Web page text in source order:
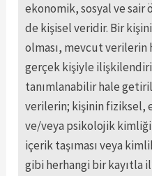
ekonomik, sosyal ve
de kişisel veridir. Bir
olması, mevcut
gerçek kişiyle
tanımlanabilir hale
verilerin; kişinin fiziksel,
ve/veya psikolojik
içerik taşıması veya
gibi herhangi bir kayıtla